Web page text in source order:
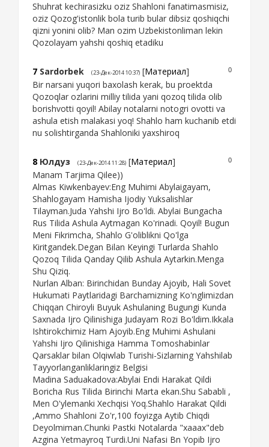
Shuhrat kechirasizku oziz Shahloni fanatimasmisiz,
oziz Qozog'istonlik bola turib bular dibsiz qoshiqchi
qizni yonini olib? Man ozim Uzbekistonliman lekin
Qozolayam yahshi qoshiq etadiku
0
7 Sardorbek (23-Дек-2014 10:37) [Материал]
Bir narsani yuqori baxolash kerak, bu proektda
Qozoqlar ozlarini milliy tilida yani qozoq tilida olib
borishvotti qoyil! Abilay notalarni notogri ovotti va
ashula etish malakasi yoq! Shahlo ham kuchanib etdi
nu solishtirganda Shahloniki yaxshiroq
0
8 Юлдуз (23-Дек-2014 11:28) [Материал]
Manam Tarjima Qilee))
Almas Kiwkenbayev:Eng Muhimi Abylaigayam,
Shahlogayam Hamisha Ijodiy Yuksalishlar
Tilayman.Juda Yahshi Ijro Bo'ldi. Abylai Bungacha
Rus Tilida Ashula Aytmagan Ko'rinadi. Qoyil! Bugun
Meni Fikrimcha, Shahlo G'oliblikni Qo'lga
Kiritgandek.Degan Bilan Keyingi Turlarda Shahlo
Qozoq Tilida Qanday Qilib Ashula Aytarkin.Menga
Shu Qiziq.
Nurlan Alban: Birinchidan Bunday Ajoyib, Hali Sovet
Hukumati Paytlaridagi Barchamizning Ko'nglimizdan
Chiqqan Chiroyli Buyuk Ashulaning Bugungi Kunda
Saxnada Ijro Qilinishiga Judayam Rozi Bo'ldim.Ikkala
Ishtirokchimiz Ham Ajoyib.Eng Muhimi Ashulani
Yahshi Ijro Qilinishiga Hamma Tomoshabinlar
Qarsaklar bilan Olqiwlab Turishi-Sizlarning Yahshilab
Tayyorlanganliklaringiz Belgisi
Madina Saduakadova:Abylai Endi Harakat Qildi
Boricha Rus Tilida Birinchi Marta ekan.Shu Sababli ,
Men O'ylemanki Xechqisi Yoq.Shahlo Harakat Qildi
,Ammo Shahloni Zo'r,100 foyizga Aytib Chiqdi
Deyolmiman.Chunki Pastki Notalarda "xaaax"deb
Azgina Yetmayroq Turdi.Uni Nafasi Bn Yopib Ijro